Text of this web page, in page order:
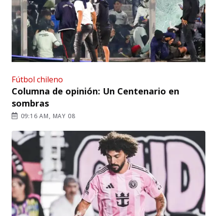
Fútbol chileno
Columna de opinión: Un Centenario en
sombras
09:16 AM, MAY 08